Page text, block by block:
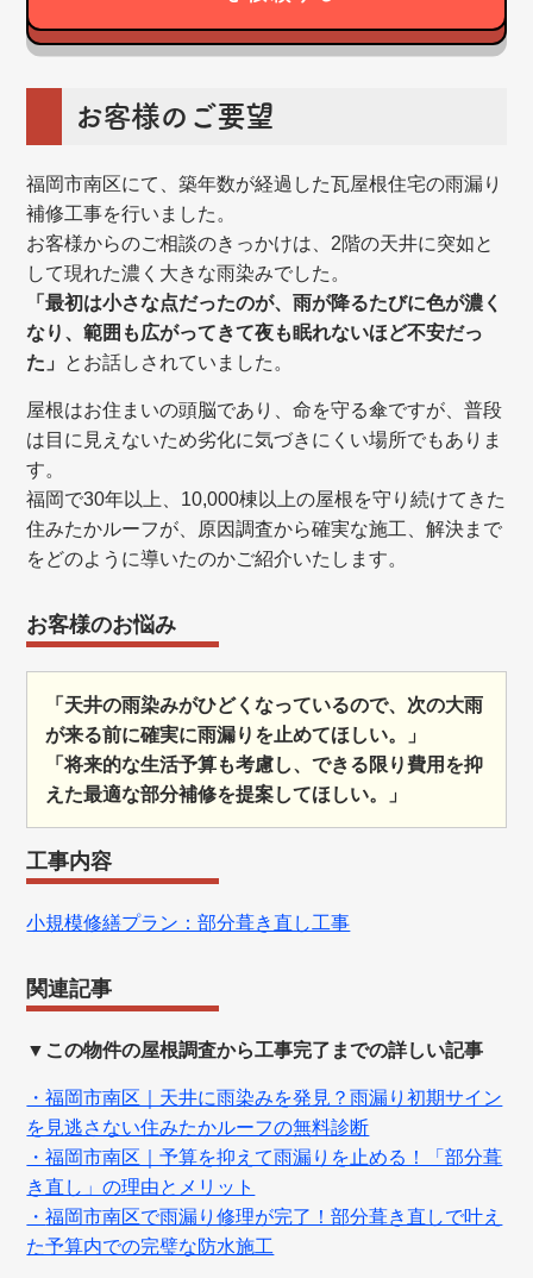
お客様のご要望
福岡市南区にて、築年数が経過した瓦屋根住宅の雨漏り
補修工事を行いました。
お客様からのご相談のきっかけは、2階の天井に突如と
して現れた濃く大きな雨染みでした。
「最初は小さな点だったのが、雨が降るたびに色が濃く
なり、範囲も広がってきて夜も眠れないほど不安だっ
た」 とお話しされていました。
屋根はお住まいの頭脳であり、命を守る傘ですが、普段
は目に見えないため劣化に気づきにくい場所でもありま
す。
福岡で30年以上、10,000棟以上の屋根を守り続けてきた
住みたかルーフが、原因調査から確実な施工、解決まで
をどのように導いたのかご紹介いたします。
お客様のお悩み
「天井の雨染みがひどくなっているので、次の大雨
が来る前に確実に雨漏りを止めてほしい。」
「将来的な生活予算も考慮し、できる限り費用を抑
えた最適な部分補修を提案してほしい。」
工事内容
小規模修繕プラン：部分葺き直し工事
関連記事
▼この物件の屋根調査から工事完了までの詳しい記事
・福岡市南区｜天井に雨染みを発見？雨漏り初期サイン
を見逃さない住みたかルーフの無料診断
・福岡市南区｜予算を抑えて雨漏りを止める！「部分葺
き直し」の理由とメリット
・福岡市南区で雨漏り修理が完了！部分葺き直しで叶え
た予算内での完璧な防水施工